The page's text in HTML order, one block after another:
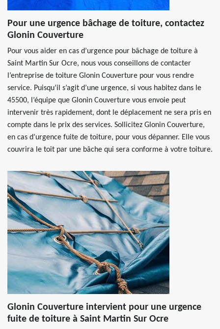
Pour une urgence bâchage de toiture, contactez
Glonin Couverture
Pour vous aider en cas d’urgence pour bâchage de toiture à
Saint Martin Sur Ocre, nous vous conseillons de contacter
l’entreprise de toiture Glonin Couverture pour vous rendre
service. Puisqu’il s’agit d’une urgence, si vous habitez dans le
45500, l’équipe que Glonin Couverture vous envoie peut
intervenir très rapidement, dont le déplacement ne sera pris en
compte dans le prix des services. Sollicitez Glonin Couverture,
en cas d’urgence fuite de toiture, pour vous dépanner. Elle vous
couvrira le toit par une bâche qui sera conforme à votre toiture.
Glonin Couverture intervient pour une urgence
fuite de toiture à Saint Martin Sur Ocre